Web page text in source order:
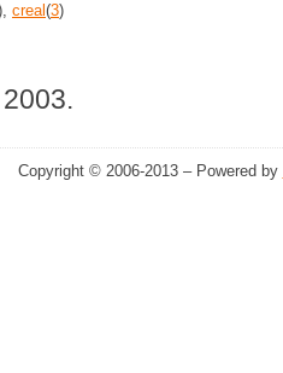
creal (3)
Copyright © 2006-2013 – Powered by